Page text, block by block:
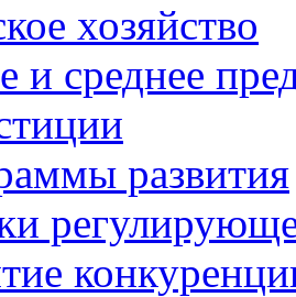
хозяйство
и среднее
развития